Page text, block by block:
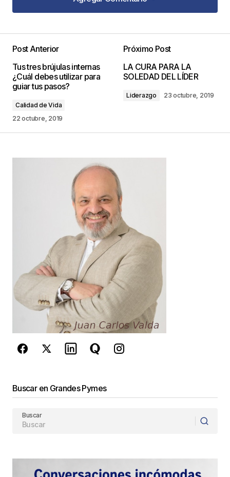
Agregar Comentario
publicada. Los campos obligatorios están
marcados con *
Comentario
*
Guarda mi nombre, correo electrónico y web en
este navegador para la próxima vez que
comente.
Este sitio esta protegido por
reCAPTCHA y laPolítica de
privacidady losTérminos del servicio
de Google se aplican.
Post Anterior
Tus tres brújulas internas
¿Cuál debes utilizar para
guiar tus pasos?
Calidad de Vida
22 octubre, 2019
Próximo Post
LA CURA PARA LA
SOLEDAD DEL LÍDER
Liderazgo 23 octubre, 2019
Buscar en Grandes Pymes
Buscar